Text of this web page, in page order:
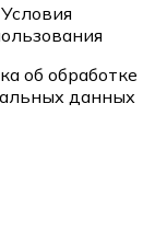
Условия
об обработке
данных